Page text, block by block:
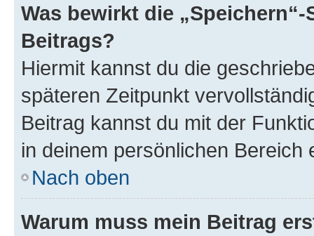
Was bewirkt die
Beitrags?
Hiermit kannst du die
späteren Zeitpunkt
Beitrag kannst du mit der
in deinem persönlichen Bereich
Nach oben
Warum muss mein Beitrag